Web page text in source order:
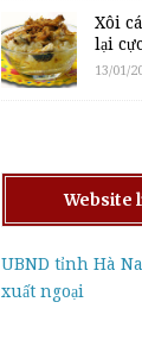
Xôi
lại
13/01/
Website
UBND tỉnh Hà
xuất ngoại